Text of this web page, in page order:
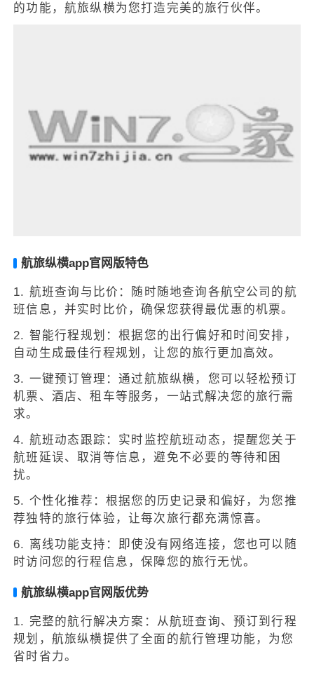
的功能，航旅纵横为您打造完美的旅行伙伴。
航旅纵横app官网版特色
1. 航班查询与比价：随时随地查询各航空公司的航
班信息，并实时比价，确保您获得最优惠的机票。
2. 智能行程规划：根据您的出行偏好和时间安排，
自动生成最佳行程规划，让您的旅行更加高效。
3. 一键预订管理：通过航旅纵横，您可以轻松预订
机票、酒店、租车等服务，一站式解决您的旅行需
求。
4. 航班动态跟踪：实时监控航班动态，提醒您关于
航班延误、取消等信息，避免不必要的等待和困
扰。
5. 个性化推荐：根据您的历史记录和偏好，为您推
荐独特的旅行体验，让每次旅行都充满惊喜。
6. 离线功能支持：即使没有网络连接，您也可以随
时访问您的行程信息，保障您的旅行无忧。
航旅纵横app官网版优势
1. 完整的航行解决方案：从航班查询、预订到行程
规划，航旅纵横提供了全面的航行管理功能，为您
省时省力。